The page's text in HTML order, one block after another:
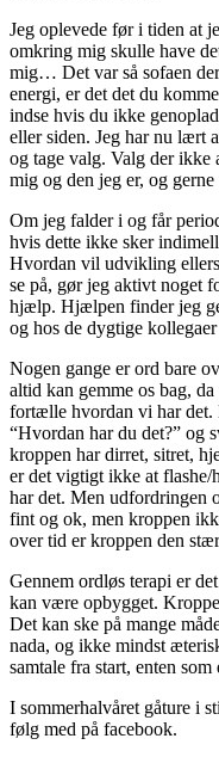
Jeg oplevede før i tiden at
omkring mig skulle have
mig… Det var så sofaen
energi, er det det du
indse hvis du ikke
eller siden. Jeg har nu lært
og tage valg. Valg der
mig og den jeg er, og
Om jeg falder i og får
hvis dette ikke sker
Hvordan vil udvikling
se på, gør jeg aktivt noget
hjælp. Hjælpen finder jeg
og hos de dygtige
Nogen gange er ord bare
altid kan gemme os bag,
fortælle hvordan vi har det.
“Hvordan har du det?” og
kroppen har dirret, sitret,
er det vigtigt ikke at
har det. Men udfordringen
fint og ok, men kroppen
over tid er kroppen den
Gennem ordløs terapi er
kan være opbygget.
Det kan ske på mange
nada, og ikke mindst
samtale fra start, enten
I sommerhalvåret gåture i
følg med på facebook.